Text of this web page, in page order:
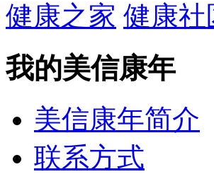
健康之家 健康社
我的美信康年
美信康年简介
联系方式